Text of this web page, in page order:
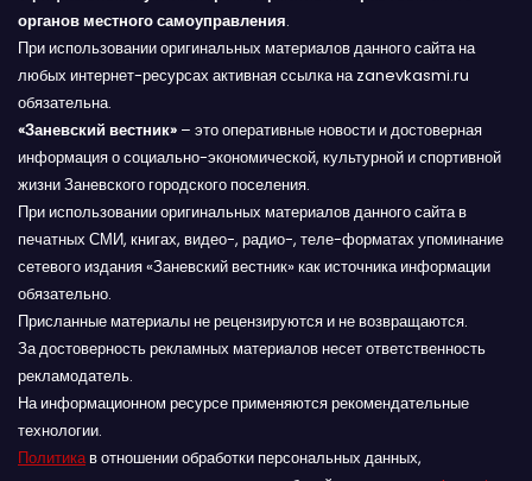
органов местного самоуправления.
При использовании оригинальных материалов данного сайта на
любых интернет-ресурсах активная ссылка на zanevkasmi.ru
обязательна.
«Заневский вестник» – это оперативные новости и достоверная
информация о социально-экономической, культурной и спортивной
жизни Заневского городского поселения.
При использовании оригинальных материалов данного сайта в
печатных СМИ, книгах, видео-, радио-, теле-форматах упоминание
сетевого издания «Заневский вестник» как источника информации
обязательно.
Присланные материалы не рецензируются и не возвращаются.
За достоверность рекламных материалов несет ответственность
рекламодатель.
На информационном ресурсе применяются рекомендательные
технологии.
Политикав отношении обработки персональных данных,